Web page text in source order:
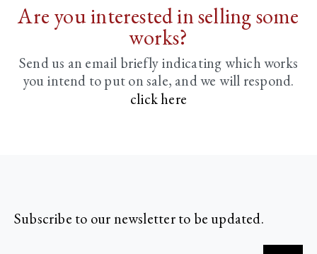
Are you interested in selling some
works?
Send us an email briefly indicatingwhich works
you intend to put on sale, and we will respond.
click here
Subscribe to our newsletter to be updated.